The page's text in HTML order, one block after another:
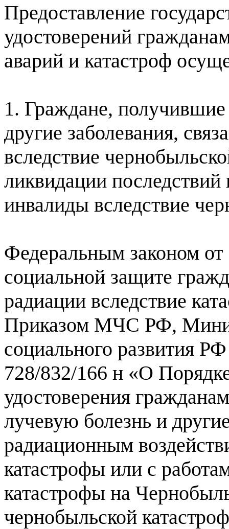
Предоставление
удостоверений
аварий и катастроф
1. Граждане,
другие заболевания,
вследствие
ликвидации
инвалиды вследствие
Федеральным законом
социальной защите
радиации вследствие
Приказом МЧС РФ,
социального развития
728/832/166 н «О
удостоверения
лучевую болезнь и
радиационным
катастрофы или с
катастрофы на
чернобыльской